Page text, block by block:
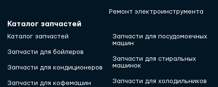
Ремонт электроинструмента
Каталог запчастей
Каталог запчастей
Запчасти для бойлеров
Запчасти для кондиционеров
Запчасти для кофемашин
Запчасти для посудомоечных
машин
Запчасти для стиральных
машинок
Запчасти для холодильников